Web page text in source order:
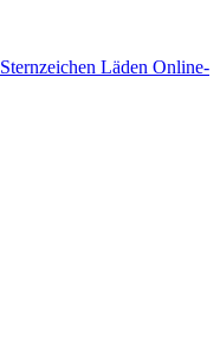
Sternzeichen Läden Online-